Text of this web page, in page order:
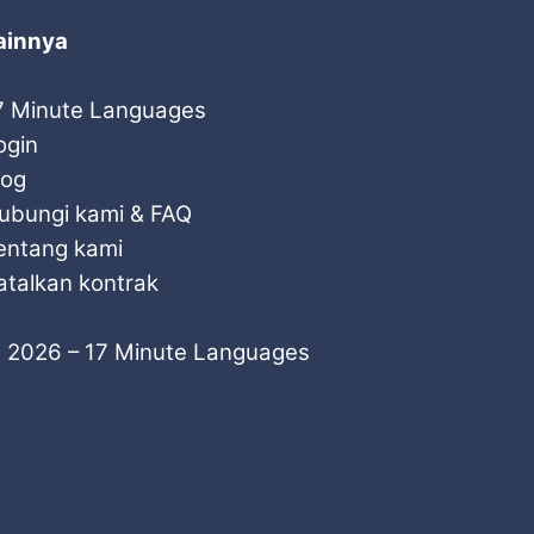
Minute Languages
kami & FAQ
kami
kontrak
– 17 Minute Languages